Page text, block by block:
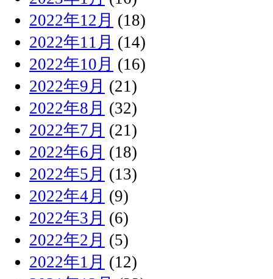
2022年12月 (18)
2022年11月 (14)
2022年10月 (16)
2022年9月 (21)
2022年8月 (32)
2022年7月 (21)
2022年6月 (18)
2022年5月 (13)
2022年4月 (9)
2022年3月 (6)
2022年2月 (5)
2022年1月 (12)